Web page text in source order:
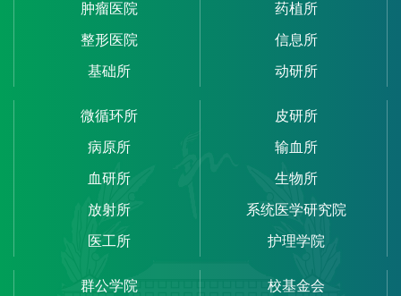
肿瘤医院
整形医院
基础所
药植所
信息所
动研所
微循环所
病原所
血研所
放射所
医工所
皮研所
输血所
生物所
系统医学研究院
护理学院
群公学院 校基金会